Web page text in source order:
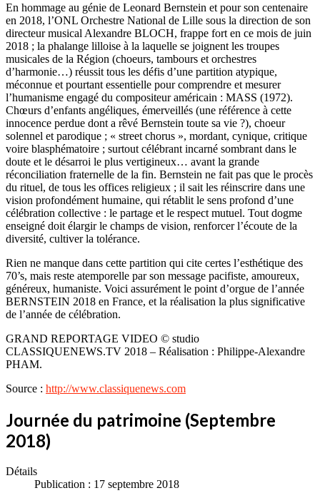
En hommage au génie de Leonard Bernstein et pour son centenaire
en 2018, l’ONL Orchestre National de Lille sous la direction de son
directeur musical Alexandre BLOCH, frappe fort en ce mois de juin
2018 ; la phalange lilloise à la laquelle se joignent les troupes
musicales de la Région (choeurs, tambours et orchestres
d’harmonie…) réussit tous les défis d’une partition atypique,
méconnue et pourtant essentielle pour comprendre et mesurer
l’humanisme engagé du compositeur américain : MASS (1972).
Chœurs d’enfants angéliques, émerveillés (une référence à cette
innocence perdue dont a rêvé Bernstein toute sa vie ?), choeur
solennel et parodique ; « street chorus », mordant, cynique, critique
voire blasphématoire ; surtout célébrant incarné sombrant dans le
doute et le désarroi le plus vertigineux… avant la grande
réconciliation fraternelle de la fin. Bernstein ne fait pas que le procès
du rituel, de tous les offices religieux ; il sait les réinscrire dans une
vision profondément humaine, qui rétablit le sens profond d’une
célébration collective : le partage et le respect mutuel. Tout dogme
enseigné doit élargir le champs de vision, renforcer l’écoute de la
diversité, cultiver la tolérance.
Rien ne manque dans cette partition qui cite certes l’esthétique des
70’s, mais reste atemporelle par son message pacifiste, amoureux,
généreux, humaniste. Voici assurément le point d’orgue de l’année
BERNSTEIN 2018 en France, et la réalisation la plus significative
de l’année de célébration.
GRAND REPORTAGE VIDEO © studio
CLASSIQUENEWS.TV 2018 – Réalisation : Philippe-Alexandre
PHAM.
Source : http://www.classiquenews.com
Journée du patrimoine (Septembre
2018)
Détails
Publication : 17 septembre 2018